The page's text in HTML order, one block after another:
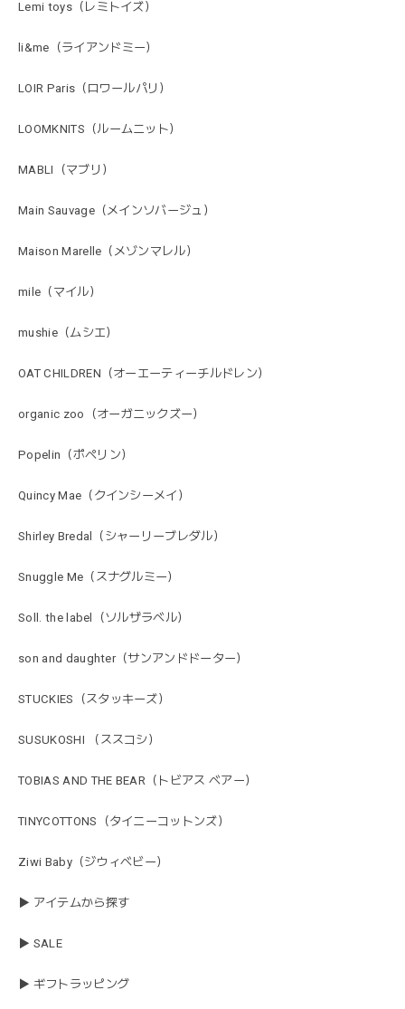
Lemi toys（レミトイズ）
li&me（ライアンドミー）
LOIR Paris（ロワールパリ）
LOOMKNITS（ルームニット）
MABLI（マブリ）
Main Sauvage（メインソバージュ）
Maison Marelle（メゾンマレル）
mile（マイル）
mushie（ムシエ）
OAT CHILDREN（オーエーティーチルドレン）
organic zoo（オーガニックズー）
Popelin（ポペリン）
Quincy Mae（クインシーメイ）
Shirley Bredal（シャーリーブレダル）
Snuggle Me（スナグルミー）
Soll. the label（ソルザラベル）
son and daughter（サンアンドドーター）
STUCKIES（スタッキーズ）
SUSUKOSHI （ススコシ）
TOBIAS AND THE BEAR（トビアス ベアー）
TINYCOTTONS（タイニーコットンズ）
Ziwi Baby（ジウィベビー）
▶ アイテムから探す
▶ SALE
▶ ギフトラッピング